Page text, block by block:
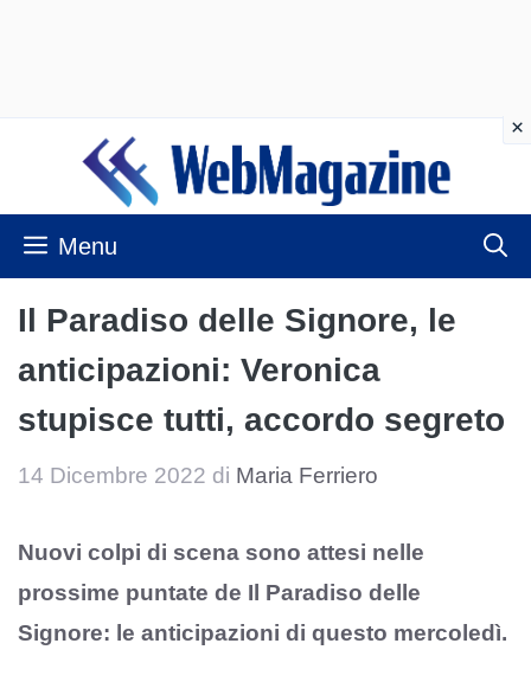
contenuto
Menu
Il Paradiso delle Signore, le
anticipazioni: Veronica
stupisce tutti, accordo segreto
14 Dicembre 2022 di Maria Ferriero
Nuovi colpi di scena sono attesi nelle
prossime puntate de Il Paradiso delle
Signore: le anticipazioni di questo mercoledì.